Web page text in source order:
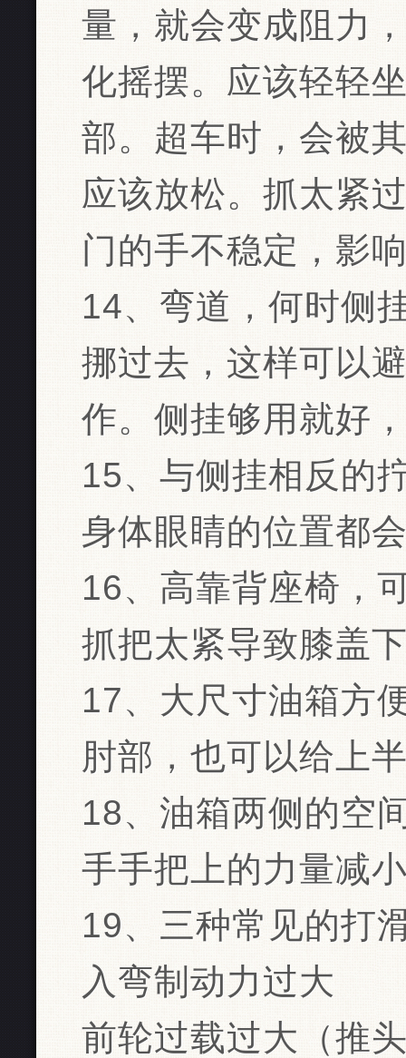
量，就会变成阻力
化摇摆。应该轻轻
部。超车时，会被
应该放松。抓太紧
门的手不稳定，影
14、弯道，何时侧
挪过去，这样可以
作。侧挂够用就好
15、与侧挂相反的
身体眼睛的位置都
16、高靠背座椅，
抓把太紧导致膝盖
17、大尺寸油箱方
肘部，也可以给上
18、油箱两侧的空
手手把上的力量减
19、三种常见的打
入弯制动力过大
前轮过载过大（推